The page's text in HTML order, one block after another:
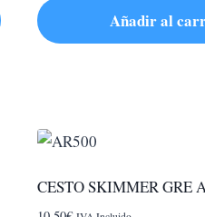
Añadir al
CESTO SKIMMER GRE